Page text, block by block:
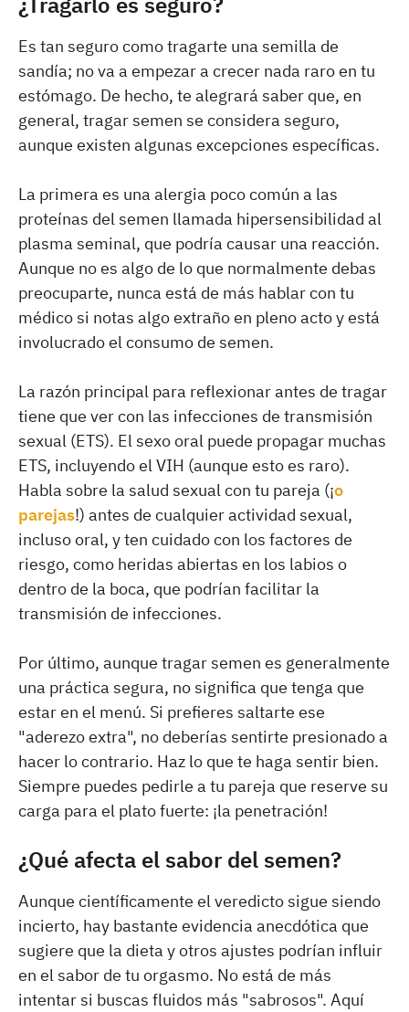
Es tan seguro como tragarte una semilla de
sandía; no va a empezar a crecer nada raro en tu
estómago. De hecho, te alegrará saber que, en
general, tragar semen se considera seguro,
aunque existen algunas excepciones específicas.
La primera es una alergia poco común a las
proteínas del semen llamada hipersensibilidad al
plasma seminal, que podría causar una reacción.
Aunque no es algo de lo que normalmente debas
preocuparte, nunca está de más hablar con tu
médico si notas algo extraño en pleno acto y está
involucrado el consumo de semen.
La razón principal para reflexionar antes de tragar
tiene que ver con las infecciones de transmisión
sexual (ETS). El sexo oral puede propagar muchas
ETS, incluyendo el VIH (aunque esto es raro).
Habla sobre la salud sexual con tu pareja (¡o
parejas!) antes de cualquier actividad sexual,
incluso oral, y ten cuidado con los factores de
riesgo, como heridas abiertas en los labios o
dentro de la boca, que podrían facilitar la
transmisión de infecciones.
Por último, aunque tragar semen es generalmente
una práctica segura, no significa que tenga que
estar en el menú. Si prefieres saltarte ese
"aderezo extra", no deberías sentirte presionado a
hacer lo contrario. Haz lo que te haga sentir bien.
Siempre puedes pedirle a tu pareja que reserve su
carga para el plato fuerte: ¡la penetración!
¿Qué afecta el sabor del semen?
Aunque científicamente el veredicto sigue siendo
incierto, hay bastante evidencia anecdótica que
sugiere que la dieta y otros ajustes podrían influir
en el sabor de tu orgasmo. No está de más
intentar si buscas fluidos más "sabrosos". Aquí